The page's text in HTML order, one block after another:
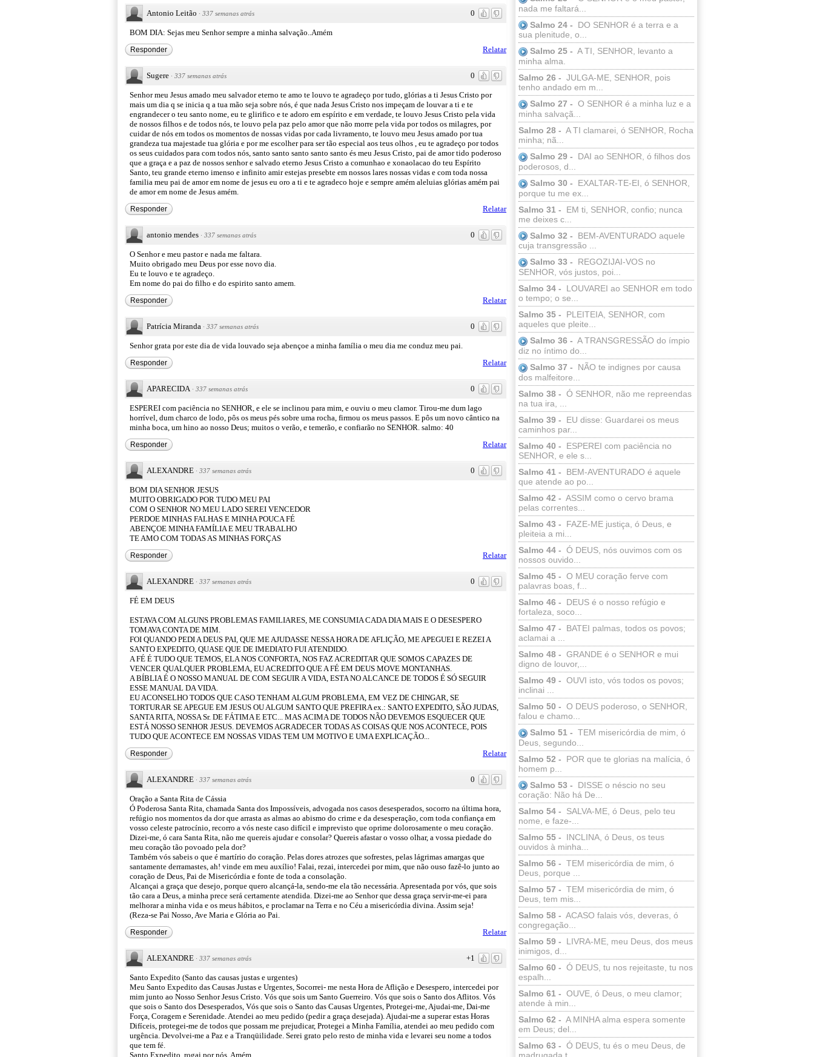
nada me faltará...
Salmo 24 -
DO SENHOR é a terra e a
sua plenitude, o...
Salmo 25 - A TI, SENHOR, levanto a
minha alma.
Salmo 26 - JULGA-ME, SENHOR, pois
tenho andado em m...
Salmo 27 - O SENHOR é a minha luz e a
minha salvaçã...
Salmo 28 - A TI clamarei, ó SENHOR, Rocha
minha; nã...
Salmo 29 -
DAI ao SENHOR, ó filhos dos
poderosos, d...
Salmo 30 -
EXALTAR-TE-EI, ó SENHOR,
porque tu me ex...
Salmo 31 -
EM ti, SENHOR, confio; nunca
me deixes c...
Salmo 32 -
BEM-AVENTURADO aquele
cuja transgressão ...
Salmo 33 -
REGOZIJAI-VOS no
SENHOR, vós justos, poi...
Salmo 34 -
LOUVAREI ao SENHOR em todo
o tempo; o se...
Salmo 35 -
PLEITEIA, SENHOR, com
aqueles que pleite...
Salmo 36 - A TRANSGRESSÃO do ímpio
diz no íntimo do...
Salmo 37 -
NÃO te indignes por causa
dos malfeitore...
Salmo 38 - Ó SENHOR, não me repreendas
na tua ira, ...
Salmo 39 -
EU disse: Guardarei os meus
caminhos par...
Salmo 40 -
ESPEREI com paciência no
SENHOR, e ele s...
Salmo 41 -
BEM-AVENTURADO é aquele
que atende ao po...
Salmo 42 - ASSIM como o cervo brama
pelas correntes...
Salmo 43 -
FAZE-ME justiça, ó Deus, e
pleiteia a mi...
Salmo 44 - Ó DEUS, nós ouvimos com os
nossos ouvido...
Salmo 45 - O MEU coração ferve com
palavras boas, f...
Salmo 46 -
DEUS é o nosso refúgio e
fortaleza, soco...
Salmo 47 -
BATEI palmas, todos os povos;
aclamai a ...
Salmo 48 - GRANDE é o SENHOR e mui
digno de louvor,...
Salmo 49 - OUVI isto, vós todos os povos;
inclinai ...
Salmo 50 - O DEUS poderoso, o SENHOR,
falou e chamo...
Salmo 51 - TEM misericórdia de mim, ó
Deus, segundo...
Salmo 52 -
POR que te glorias na malícia, ó
homem p...
Salmo 53 -
DISSE o néscio no seu
coração: Não há De...
Salmo 54 -
SALVA-ME, ó Deus, pelo teu
nome, e faze-...
Salmo 55 -
INCLINA, ó Deus, os teus
ouvidos à minha...
Salmo 56 - TEM misericórdia de mim, ó
Deus, porque ...
Salmo 57 - TEM misericórdia de mim, ó
Deus, tem mis...
Salmo 58 - ACASO falais vós, deveras, ó
congregação...
Salmo 59 -
LIVRA-ME, meu Deus, dos meus
inimigos, d...
Salmo 60 - Ó DEUS, tu nos rejeitaste, tu nos
espalh...
Salmo 61 - OUVE, ó Deus, o meu clamor;
atende à min...
Salmo 62 - A MINHA alma espera somente
em Deus; del...
Salmo 63 - Ó DEUS, tu és o meu Deus, de
0
Antonio Leitão · 337 semanas atrás
BOM DIA: Sejas meu Senhor sempre a minha salvação..Amém
Relatar
Responder
0
Sugere · 337 semanas atrás
Senhor meu Jesus amado meu salvador eterno te amo te louvo te agradeço por tudo, glórias a ti Jesus Cristo por
mais um dia q se inicia q a tua mão seja sobre nós, é que nada Jesus Cristo nos impeçam de louvar a ti e te
engrandecer o teu santo nome, eu te glirifico e te adoro em espírito e em verdade, te louvo Jesus Cristo pela vida
de nossos filhos e de todos nós, te louvo pela paz pelo amor que não morre pela vida por todos os milagres, por
cuidar de nós em todos os momentos de nossas vidas por cada livramento, te louvo meu Jesus amado por tua
grandeza tua majestade tua glória e por me escolher para ser tão especial aos teus olhos , eu te agradeço por todos
os seus cuidados para com todos nós, santo santo santo santo santo és meu Jesus Cristo, pai de amor tido poderoso
que a graça e a paz de nossos senhor e salvado eterno Jesus Cristo a comunhao e xonaolacao do teu Espírito
Santo, teu grande eterno imenso e infinito amir estejas presebte em nossos lares nossas vidas e com toda nossa
familia meu pai de amor em nome de jesus eu oro a ti e te agradeco hoje e sempre amém aleluias glórias amém pai
de amor em nome de Jesus amém.
Relatar
Responder
0
antonio mendes · 337 semanas atrás
O Senhor e meu pastor e nada me faltara.
Muito obrigado meu Deus por esse novo dia.
Eu te louvo e te agradeço.
Em nome do pai do filho e do espirito santo amem.
Relatar
Responder
0
Patrícia Miranda · 337 semanas atrás
Senhor grata por este dia de vida louvado seja abençoe a minha família o meu dia me conduz meu pai.
Relatar
Responder
0
APARECIDA · 337 semanas atrás
ESPEREI com paciência no SENHOR, e ele se inclinou para mim, e ouviu o meu clamor. Tirou-me dum lago
horrível, dum charco de lodo, pôs os meus pés sobre uma rocha, firmou os meus passos. E pôs um novo cântico na
minha boca, um hino ao nosso Deus; muitos o verão, e temerão, e confiarão no SENHOR. salmo: 40
Relatar
Responder
0
ALEXANDRE · 337 semanas atrás
BOM DIA SENHOR JESUS
MUITO OBRIGADO POR TUDO MEU PAI
COM O SENHOR NO MEU LADO SEREI VENCEDOR
PERDOE MINHAS FALHAS E MINHA POUCA FÉ
ABENÇOE MINHA FAMÍLIA E MEU TRABALHO
TE AMO COM TODAS AS MINHAS FORÇAS
Relatar
Responder
0
ALEXANDRE · 337 semanas atrás
FÉ EM DEUS
ESTAVA COM ALGUNS PROBLEMAS FAMILIARES, ME CONSUMIA CADA DIA MAIS E O DESESPERO
TOMAVA CONTA DE MIM.
FOI QUANDO PEDI A DEUS PAI, QUE ME AJUDASSE NESSA HORA DE AFLIÇÃO, ME APEGUEI E REZEI A
SANTO EXPEDITO, QUASE QUE DE IMEDIATO FUI ATENDIDO.
A FÉ É TUDO QUE TEMOS, ELA NOS CONFORTA, NOS FAZ ACREDITAR QUE SOMOS CAPAZES DE
VENCER QUALQUER PROBLEMA, EU ACREDITO QUE A FÉ EM DEUS MOVE MONTANHAS.
A BÍBLIA É O NOSSO MANUAL DE COM SEGUIR A VIDA, ESTA NO ALCANCE DE TODOS É SÓ SEGUIR
ESSE MANUAL DA VIDA.
EU ACONSELHO TODOS QUE CASO TENHAM ALGUM PROBLEMA, EM VEZ DE CHINGAR, SE
TORTURAR SE APEGUE EM JESUS OU ALGUM SANTO QUE PREFIRA ex.: SANTO EXPEDITO, SÃO JUDAS,
SANTA RITA, NOSSA Sr. DE FÁTIMA E ETC... MAS ACIMA DE TODOS NÃO DEVEMOS ESQUECER QUE
ESTÁ NOSSO SENHOR JESUS. DEVEMOS AGRADECER TODAS AS COISAS QUE NOS ACONTECE, POIS
TUDO QUE ACONTECE EM NOSSAS VIDAS TEM UM MOTIVO E UMA EXPLICAÇÃO...
Relatar
Responder
0
ALEXANDRE · 337 semanas atrás
Oração a Santa Rita de Cássia
Ó Poderosa Santa Rita, chamada Santa dos Impossíveis, advogada nos casos desesperados, socorro na última hora,
refúgio nos momentos da dor que arrasta as almas ao abismo do crime e da desesperação, com toda confiança em
vosso celeste patrocínio, recorro a vós neste caso difícil e imprevisto que oprime dolorosamente o meu coração.
Dizei-me, ó cara Santa Rita, não me quereis ajudar e consolar? Quereis afastar o vosso olhar, a vossa piedade do
meu coração tão povoado pela dor?
Também vós sabeis o que é martírio do coração. Pelas dores atrozes que sofrestes, pelas lágrimas amargas que
santamente derramastes, ah! vinde em meu auxílio! Falai, rezai, intercedei por mim, que não ouso fazê-lo junto ao
coração de Deus, Pai de Misericórdia e fonte de toda a consolação.
Alcançai a graça que desejo, porque quero alcançá-la, sendo-me ela tão necessária. Apresentada por vós, que sois
tão cara a Deus, a minha prece será certamente atendida. Dizei-me ao Senhor que dessa graça servir-me-ei para
melhorar a minha vida e os meus hábitos, e proclamar na Terra e no Céu a misericórdia divina. Assim seja!
(Reza-se Pai Nosso, Ave Maria e Glória ao Pai.
Relatar
Responder
+1
ALEXANDRE · 337 semanas atrás
Santo Expedito (Santo das causas justas e urgentes)
Meu Santo Expedito das Causas Justas e Urgentes, Socorrei- me nesta Hora de Aflição e Desespero, intercedei por
mim junto ao Nosso Senhor Jesus Cristo. Vós que sois um Santo Guerreiro. Vós que sois o Santo dos Aflitos. Vós
que sois o Santo dos Desesperados, Vós que sois o Santo das Causas Urgentes, Protegei-me, Ajudai-me, Dai-me
Força, Coragem e Serenidade. Atendei ao meu pedido (pedir a graça desejada). Ajudai-me a superar estas Horas
Difíceis, protegei-me de todos que possam me prejudicar, Protegei a Minha Família, atendei ao meu pedido com
urgência. Devolvei-me a Paz e a Tranqüilidade. Serei grato pelo resto de minha vida e levarei seu nome a todos
que tem fé.
Santo Expedito, rogai por nós. Amém.